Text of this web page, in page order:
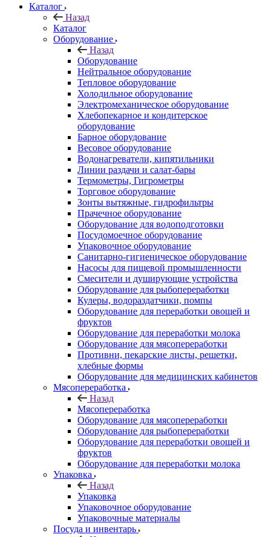
Каталог
Назад
Каталог
Оборудование
Назад
Оборудование
Нейтральное оборудование
Тепловое оборудование
Холодильное оборудование
Электромеханическое оборудование
Хлебопекарное и кондитерское
оборудование
Барное оборудование
Весовое оборудование
Водонагреватели, кипятильники
Линии раздачи и салат-бары
Термометры, Гигрометры
Торговое оборудование
Зонты вытяжные, гидрофильтры
Прачечное оборудование
Оборудование для водоподготовки
Посудомоечное оборудование
Упаковочное оборудование
Санитарно-гигиеническое оборудование
Насосы для пищевой промышленности
Смесители и душирующие устройства
Оборудование для рыбопереработки
Кулеры, водораздатчики, помпы
Оборудование для переработки овощей и
фруктов
Оборудование для переработки молока
Оборудование для мясопереработки
Противни, пекарские листы, решетки,
хлебные формы
Оборудование для медицинских кабинетов
Мясопереработка
Назад
Мясопереработка
Оборудование для мясопереработки
Оборудование для рыбопереработки
Оборудование для переработки овощей и
фруктов
Оборудование для переработки молока
Упаковка
Назад
Упаковка
Упаковочное оборудование
Упаковочные материалы
Посуда и инвентарь